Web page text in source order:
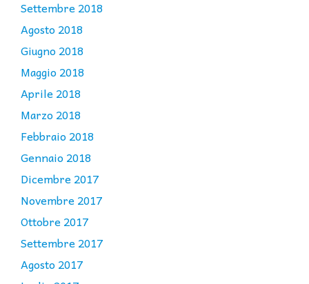
Settembre 2018
Agosto 2018
Giugno 2018
Maggio 2018
Aprile 2018
Marzo 2018
Febbraio 2018
Gennaio 2018
Dicembre 2017
Novembre 2017
Ottobre 2017
Settembre 2017
Agosto 2017